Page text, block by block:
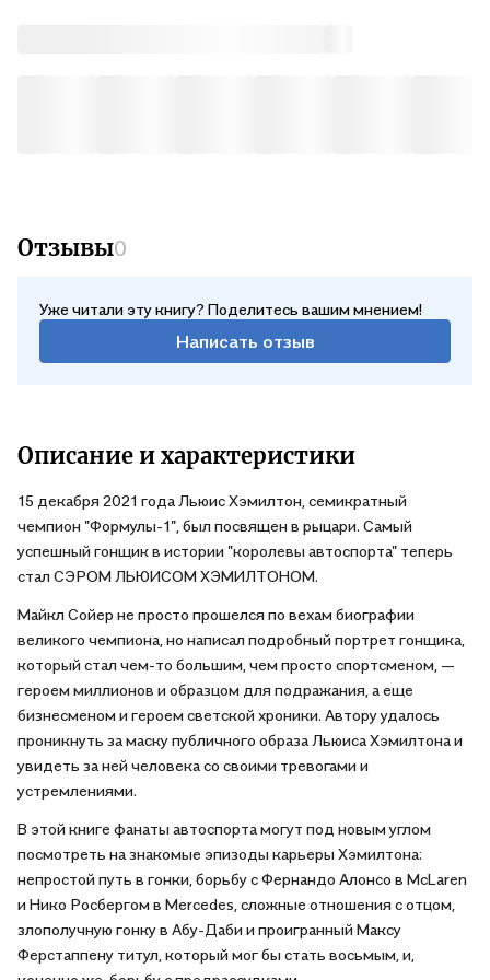
Отзывы0
Уже читали эту книгу? Поделитесь вашим мнением!
Написать отзыв
Описание и характеристики
15 декабря 2021 года Льюис Хэмилтон, семикратный
чемпион "Формулы-1", был посвящен в рыцари. Самый
успешный гонщик в истории "королевы автоспорта" теперь
стал СЭРОМ ЛЬЮИСОМ ХЭМИЛТОНОМ.
Майкл Сойер не просто прошелся по вехам биографии
великого чемпиона, но написал подробный портрет гонщика,
который стал чем-то большим, чем просто спортсменом, —
героем миллионов и образцом для подражания, а еще
бизнесменом и героем светской хроники. Автору удалось
проникнуть за маску публичного образа Льюиса Хэмилтона и
увидеть за ней человека со своими тревогами и
устремлениями.
В этой книге фанаты автоспорта могут под новым углом
посмотреть на знакомые эпизоды карьеры Хэмилтона:
непростой путь в гонки, борьбу с Фернандо Алонсо в McLaren
и Нико Росбергом в Mercedes, сложные отношения с отцом,
злополучную гонку в Абу-Даби и проигранный Максу
Ферстаппену титул, который мог бы стать восьмым, и,